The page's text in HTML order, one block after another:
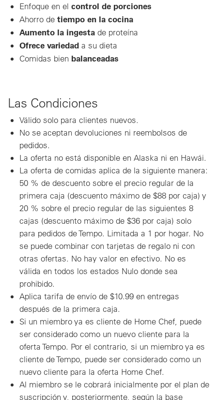
Enfoque en el control de porciones
Ahorro de tiempo en la cocina
Aumento la ingesta de proteína
Ofrece variedad a su dieta
Comidas bien balanceadas
Las Condiciones
Válido solo para clientes nuevos.
No se aceptan devoluciones ni reembolsos de
pedidos.
La oferta no está disponible en Alaska ni en Hawái.
La oferta de comidas aplica de la siguiente manera:
50 % de descuento sobre el precio regular de la
primera caja (descuento máximo de $88 por caja) y
20 % sobre el precio regular de las siguientes 8
cajas (descuento máximo de $36 por caja) solo
para pedidos de Tempo. Limitada a 1 por hogar. No
se puede combinar con tarjetas de regalo ni con
otras ofertas. No hay valor en efectivo. No es
válida en todos los estados Nulo donde sea
prohibido.
Aplica tarifa de envío de $10.99 en entregas
después de la primera caja.
Si un miembro ya es cliente de Home Chef, puede
ser considerado como un nuevo cliente para la
oferta Tempo. Por el contrario, si un miembro ya es
cliente de Tempo, puede ser considerado como un
nuevo cliente para la oferta Home Chef.
Al miembro se le cobrará inicialmente por el plan de
suscripción y, posteriormente, según la base